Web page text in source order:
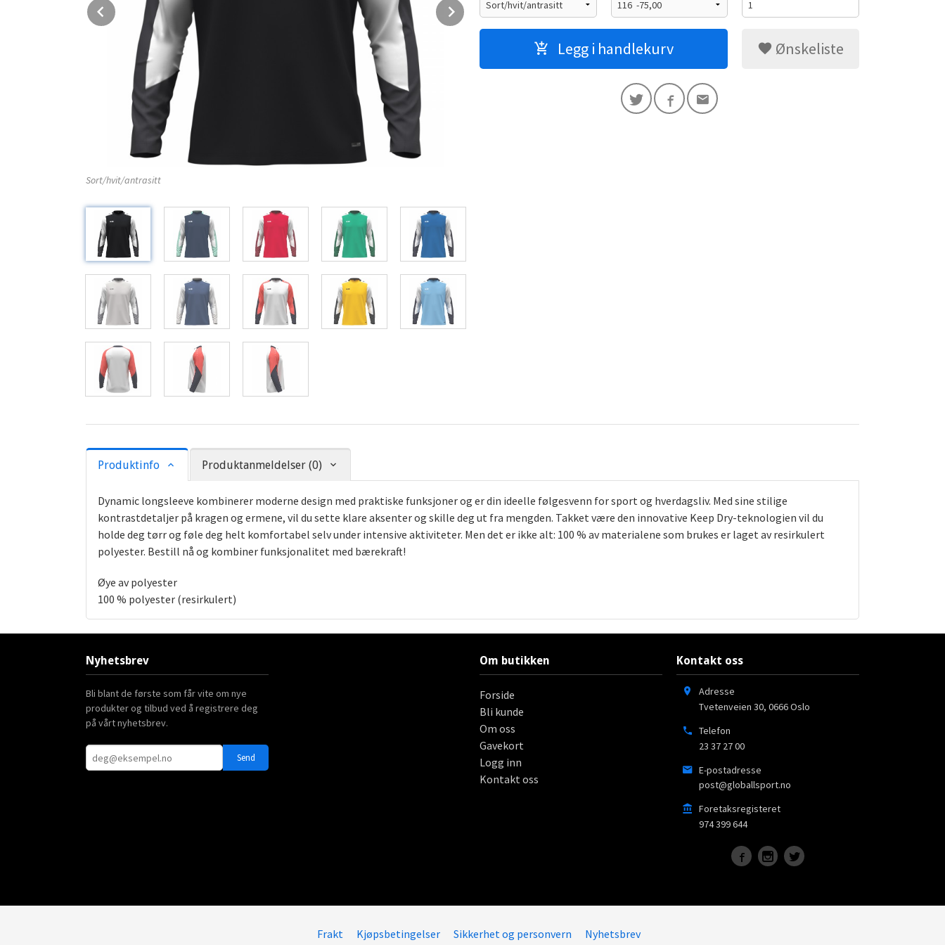
Sort/hvit/antrasitt
Prev Next
Legg i handlekurv Ønskeliste
Produktinfo Produktanmeldelser (0)
Dynamic longsleeve kombinerer moderne design med praktiske funksjoner og er din ideelle følgesvenn for sport og hverdagsliv. Med sine stilige
kontrastdetaljer på kragen og ermene, vil du sette klare aksenter og skille deg ut fra mengden. Takket være den innovative Keep Dry-teknologien vil du
holde deg tørr og føle deg helt komfortabel selv under intensive aktiviteter. Men det er ikke alt: 100 % av materialene som brukes er laget av resirkulert
polyester. Bestill nå og kombiner funksjonalitet med bærekraft!
Øye av polyester
100 % polyester (resirkulert)
Nyhetsbrev
Bli blant de første som får vite om nye
produkter og tilbud ved å registrere deg
på vårt nyhetsbrev.
Om butikken
Forside
Bli kunde
Om oss
Gavekort
Logg inn
Kontakt oss
Kontakt oss
Adresse
Tvetenveien 30, 0666Oslo
Telefon
23 37 27 00
E-postadresse
post@globallsport.no
Foretaksregisteret
974 399 644
Frakt Kjøpsbetingelser Sikkerhet og personvern Nyhetsbrev